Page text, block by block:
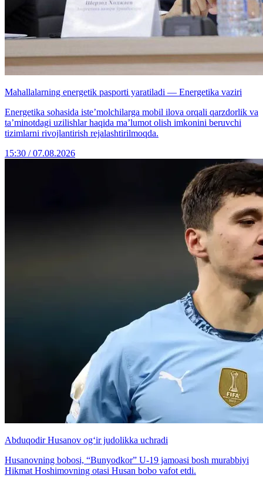
Mahallalarning energetik pasporti yaratiladi — Energetika vaziri
Energetika sohasida iste’molchilarga mobil ilova orqali qarzdorlik va
ta’minotdagi uzilishlar haqida ma’lumot olish imkonini beruvchi
tizimlarni rivojlantirish rejalashtirilmoqda.
15:30 / 07.08.2026
Abduqodir Husanov og‘ir judolikka uchradi
Husanovning bobosi, “Bunyodkor” U-19 jamoasi bosh murabbiyi
Hikmat Hoshimovning otasi Husan bobo vafot etdi.